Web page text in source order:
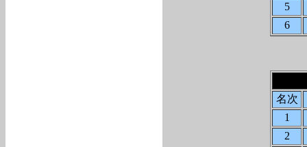
5
6
名次
1
2